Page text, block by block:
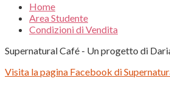
Home
Area Studente
Condizioni di Vendita
Supernatural Café - Un progetto di
Visita la pagina Facebook di